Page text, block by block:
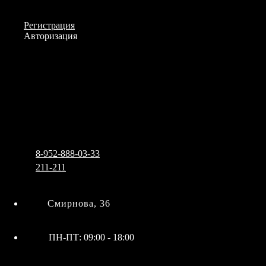
Регистрация
Авторизация
8-952-888-03-33
211-211
Смирнова, 36
ПН-ПТ: 09:00 - 18:00
Аксессуары для окрашивания